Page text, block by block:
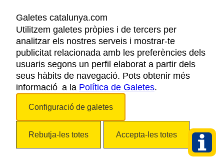
AVÍS LEGAL
POLÍTICA DE PRIVACITAT
COOKIES
ACCESSIBILITAT
Galetes catalunya.com
Utilitzem galetes pròpies i de tercers per
analitzar els nostres serveis i mostrar-te
publicitat relacionada amb les preferències dels
usuaris segons un perfil elaborat a partir dels
seus hàbits de navegació. Pots obtenir més
informació a la Política de Galetes.
Configuració de galetes
Rebutja-les totes Accepta-les totes